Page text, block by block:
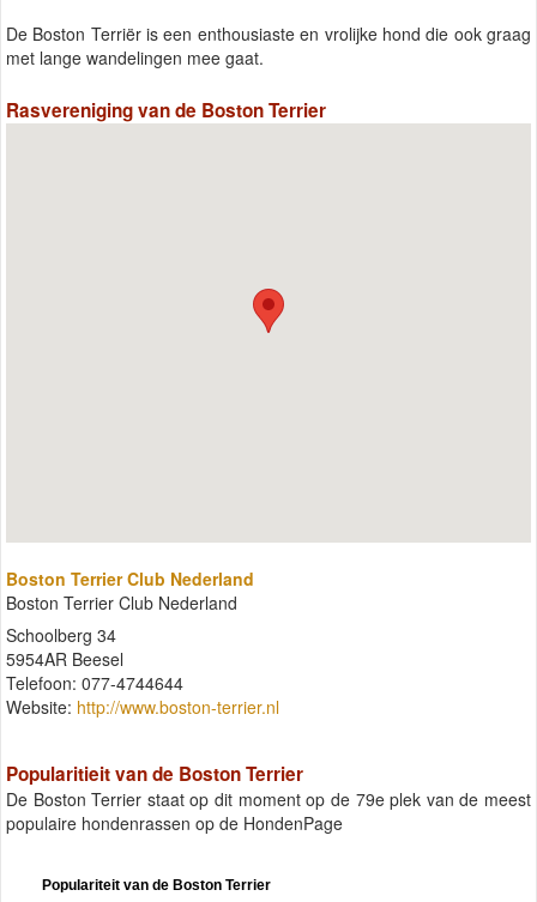
De Boston Terriër is een enthousiaste en vrolijke hond die ook graag
met lange wandelingen mee gaat.
Rasvereniging van de Boston Terrier
Boston Terrier Club Nederland
Boston Terrier Club Nederland
Schoolberg 34
5954AR Beesel
Telefoon: 077-4744644
Website: http://www.boston-terrier.nl
Popularitieit van de Boston Terrier
De Boston Terrier staat op dit moment op de 79e plek van de meest
populaire hondenrassen op de HondenPage
Populariteit van de Boston Terrier